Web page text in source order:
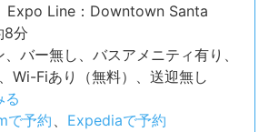
Expo Line：Downtown Santa
8分
バー無し、バスアメニティ有り、
Wi-Fiあり（無料）、送迎無し
る
で予約 、 Expediaで予約